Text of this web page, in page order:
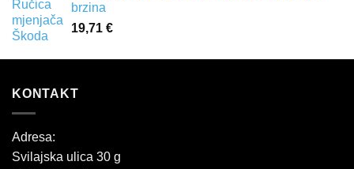
brzina
19,71 €
KONTAKT
Adresa:
Svilajska ulica 30 g